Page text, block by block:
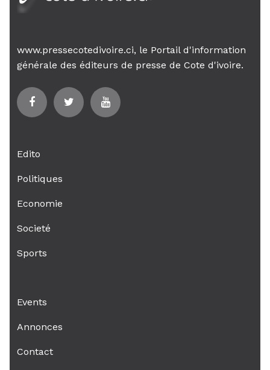
www.pressecotedivoire.ci, le Portail d'information
générale des éditeurs de presse de Cote d'ivoire.
Edito
Politiques
Economie
Societé
Sports
Events
Annonces
Contact